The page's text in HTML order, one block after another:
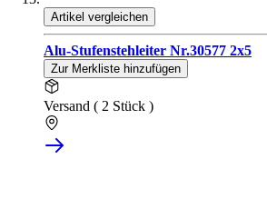
Artikel vergleichen
Alu-Stufenstehleiter Nr.30577 2x5
Zur Merkliste hinzufügen
Versand ( 2 Stück )